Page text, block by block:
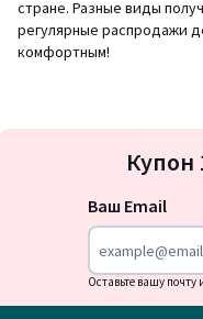
стране. Разные виды
регулярные распродажи
комфортным!
Купон
Ваш Email
Оставьте вашу